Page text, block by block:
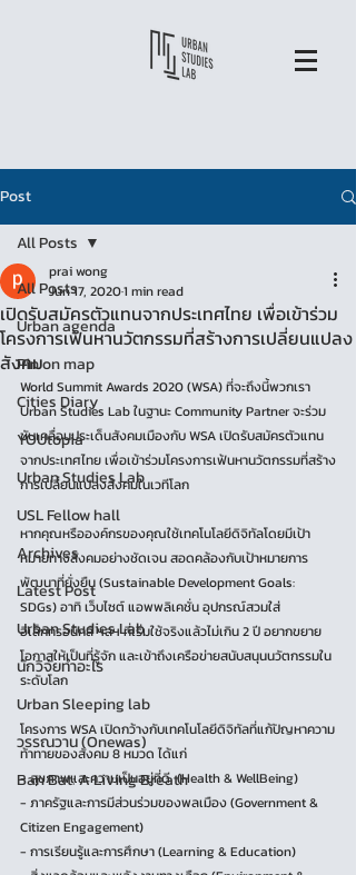
Post
All Posts
Urban agenda
Pin on map
Cities Diary
YOUtopia
Urban Studies Lab
USL Fellow hall
Archives
Latest Post
Urban Studies Lab
นักวิจัยทำอะไร
Urban Sleeping lab
วรรณวาน (Onewas)
Ban Bat: A Living Breath
All Posts
เปิดรับสมัครตัวแทนจากประเทศไทย เพื่อเข้าร่วม
โครงการเฟ้นหานวัตกรรมที่สร้างการเปลี่ยนแปลง
สังคม
prai wong
Jun 17, 20201 min read
World Summit Awards 2020 (WSA) ที่จะถึงนี้พวกเรา
Urban Studies Lab ในฐานะ Community Partner จะร่วม
ขับเคลื่อนประเด็นสังคมเมืองกับ WSA เปิดรับสมัครตัวแทน
จากประเทศไทย เพื่อเข้าร่วมโครงการเฟ้นหานวัตกรรมที่สร้าง
การเปลี่ยนแปลงสังคมในเวทีโลก
หากคุณหรือองค์กรของคุณใช้เทคโนโลยีดิจิทัลโดยมีเป้า
หมายทางสังคมอย่างชัดเจน สอดคล้องกับเป้าหมายการ
พัฒนาที่ยั่งยืน (Sustainable Development Goals:
SDGs) อาทิ เว็บไซต์ แอพพลิเคชั่น อุปกรณ์สวมใส่
อิเล็กทรอนิกส์ ฯลฯ ที่เริ่มใช้จริงแล้วไม่เกิน 2 ปี อยากขยาย
โอกาสให้เป็นที่รู้จัก และเข้าถึงเครือข่ายสนับสนุนนวัตกรรมใน
ระดับโลก
โครงการ WSA เปิดกว้างกับเทคโนโลยีดิจิทัลที่แก้ปัญหาความ
ท้าทายของสังคม 8 หมวด ได้แก่
- สุขภาพและความเป็นอยู่ที่ดี  (Health & WellBeing)
- ภาครัฐและการมีส่วนร่วมของพลเมือง (Government &
Citizen Engagement)
- การเรียนรู้และการศึกษา (Learning & Education)